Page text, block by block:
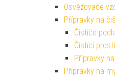
Osvěžovače
Přípravky na
Čističe
Čistící
Přípravky
Přípravky na